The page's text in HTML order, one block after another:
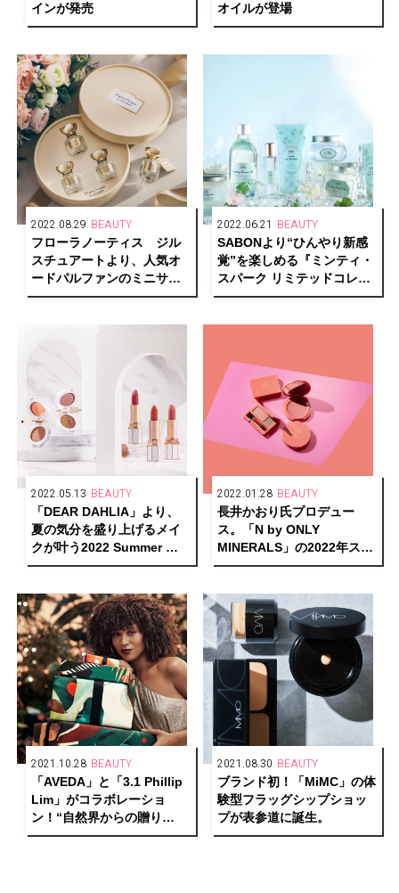
インが発売 オイルが登場
2022.08.29 BEAUTY
フローラノーティス ジル
スチュアートより、人気オ
ードパルファンのミニサイ
ズが登場
2022.06.21 BEAUTY
SABONより“ひんやり新感
覚”を楽しめる『ミンティ・
スパーク リミテッドコレク
ション』が新発売
2022.05.13 BEAUTY
「DEAR DAHLIA」より、
夏の気分を盛り上げるメイ
クが叶う2022 Summer 新
作コレクション「ロマンチ
ン」が発売！
2022.01.28 BEAUTY
長井かおり氏プロデュー
ス。「N by ONLY
MINERALS」の2022年スプ
リングコレクションでピン
2021.10.28 BEAUTY
「AVEDA」と「3.1 Phillip
Lim」がコラボレーショ
ン！“自然界からの贈り
物”を表現したギフトボック
2021.08.30 BEAUTY
ブランド初！「MiMC」の体
験型フラッグシップショッ
プが表参道に誕生。